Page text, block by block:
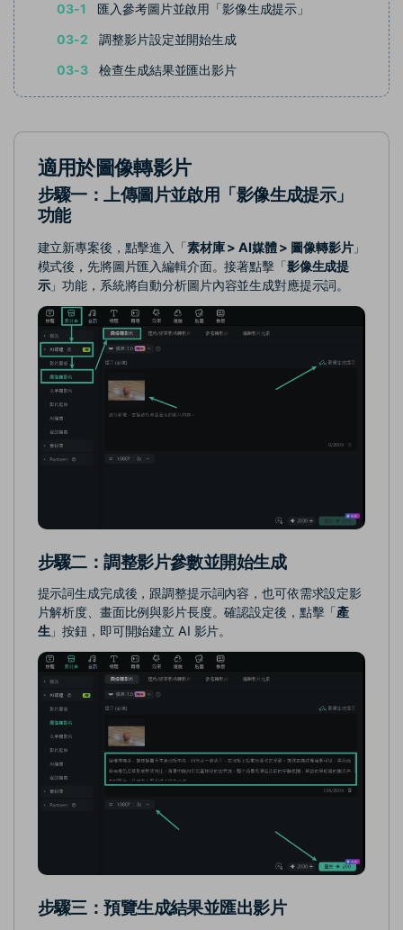
03-1
匯入參考圖片並啟用「影像生成提示」
03-2
調整影片設定並開始生成
03-3
檢查生成結果並匯出影片
適用於圖像轉影片
步驟一：上傳圖片並啟用「影像生成提示」
功能
建立新專案後，點擊進入「素材庫 > AI媒體 > 圖像轉影片」
模式後，先將圖片匯入編輯介面。接著點擊「影像生成提
示」功能，系統將自動分析圖片內容並生成對應提示詞。
步驟二：調整影片參數並開始生成
提示詞生成完成後，跟調整提示詞內容，也可依需求設定影
片解析度、畫面比例與影片長度。確認設定後，點擊「產
生 」按鈕，即可開始建立 AI 影片。
步驟三：預覽生成結果並匯出影片